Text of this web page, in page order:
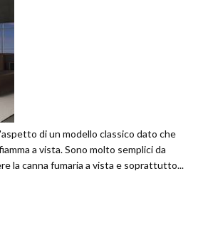
di un modello classico dato che
a vista. Sono molto semplici da
la canna fumaria a vista e soprattutto...